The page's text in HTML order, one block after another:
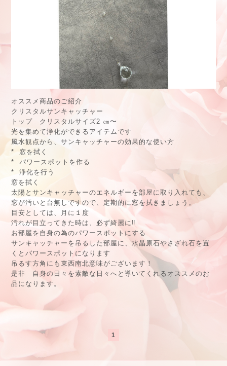
オススメ商品のご紹介
クリスタルサンキャッチャー
トップ クリスタルサイズ2 ㎝〜
光を集めて浄化ができるアイテムです
風水観点から、サンキャッチャーの効果的な使い方
*
窓を拭く
*
パワースポットを作る
*
浄化を行う
窓を拭く
太陽とサンキャッチャーのエネルギーを部屋に取り入れても、
窓が汚いと台無しですので、定期的に窓を拭きましょう。
目安としては、月に１度
汚れが目立ってきた時は、必ず綺麗に‼︎
お部屋を自身の為のパワースポットにする
サンキャッチャーを吊るした部屋に、水晶原石やさざれ石を置
くとパワースポットになります
吊るす方角にも東西南北意味がございます！
是非 自身の日々を素敵な日々へと導いてくれるオススメのお
品になります。
1